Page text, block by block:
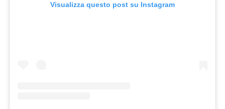
Visualizza questo post su Instagram